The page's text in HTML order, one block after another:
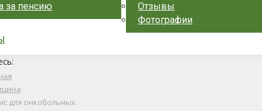
за пенсию
Отзывы
Фотографии
для онкобольных